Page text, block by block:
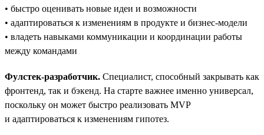
• быстро оценивать новые идеи и возможности
• адаптироваться к изменениям в продукте и бизнес-модели
• владеть навыками коммуникации и координации работы
между командами
Фулстек-разработчик. Специалист, способный закрывать как
фронтенд, так и бэкенд. На старте важнее именно универсал,
поскольку он может быстро реализовать MVP
и адаптироваться к изменениям гипотез.